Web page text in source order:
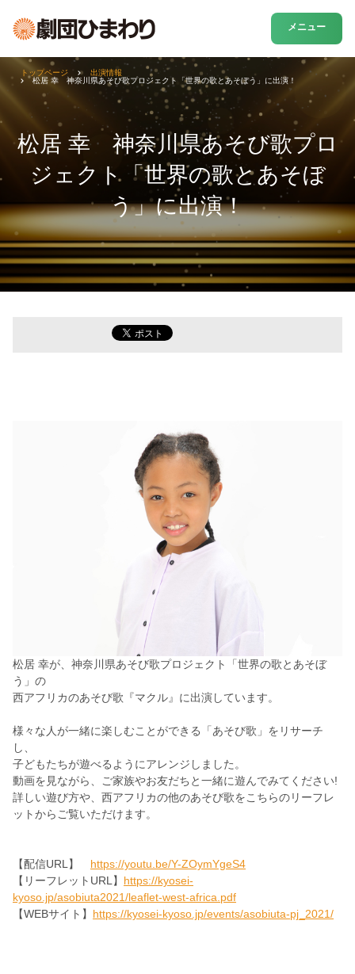
メニュー
松居 幸 神奈川県あそび歌プロ
ジェクト「世界の歌とあそぼ
う」に出演！
トップページ
出演情報
松居 幸 神奈川県あそび歌プロジェクト「世界の歌とあそぼう」に出演！
松居 幸が、神奈川県あそび歌プロジェクト「世界の歌とあそぼ
う」の
西アフリカのあそび歌『マクル』に出演しています。
様々な人が一緒に楽しむことができる「あそび歌」をリサーチ
し、
子どもたちが遊べるようにアレンジしました。
動画を見ながら、ご家族やお友だちと一緒に遊んでみてください!
詳しい遊び方や、西アフリカの他のあそび歌をこちらのリーフレ
ットからご覧いただけます。
【配信URL】 https://youtu.be/Y-ZOymYgeS4
【リーフレットURL】 https://kyosei-
kyoso.jp/asobiuta2021/leaflet-west-africa.pdf
【WEBサイト】 https://kyosei-kyoso.jp/events/asobiuta-pj_2021/